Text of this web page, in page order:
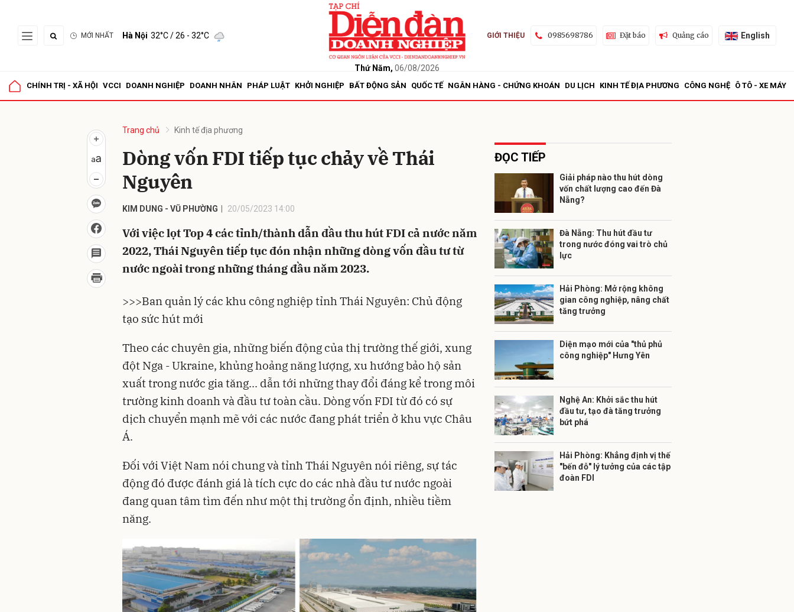
MỚI NHẤT Hà Nội 32°C/ 26 - 32°C
Thứ Năm, 06/08/2026
GIỚI THIỆU 0985698786 Đặt báo Quảng cáo English
CHÍNH TRỊ - XÃ HỘI VCCI DOANH NGHIỆP DOANH NHÂN PHÁP LUẬT KHỞI NGHIỆP BẤT ĐỘNG SẢN QUỐC TẾ NGÂN HÀNG - CHỨNG KHOÁN DU LỊCH KINH TẾ ĐỊA PHƯƠNG CÔNG NGHỆ Ô TÔ - XE MÁY
Trang chủ Kinh tế địa phương
Dòng vốn FDI tiếp tục chảy về Thái
Nguyên
KIM DUNG - VŨ PHƯỜNG 20/05/2023 14:00
Với việc lọt Top 4 các tỉnh/thành dẫn đầu thu hút FDI cả nước năm
2022, Thái Nguyên tiếp tục đón nhận những dòng vốn đầu tư từ
nước ngoài trong những tháng đầu năm 2023.
>>>Ban quản lý các khu công nghiệp tỉnh Thái Nguyên: Chủ động
tạo sức hút mới
Theo các chuyên gia, những biến động của thị trường thế giới, xung
đột Nga - Ukraine, khủng hoảng năng lượng, xu hướng bảo hộ sản
xuất trong nước gia tăng... dẫn tới những thay đổi đáng kể trong môi
trường kinh doanh và đầu tư toàn cầu. Dòng vốn FDI từ đó có sự
dịch chuyển mạnh mẽ với các nước đang phát triển ở khu vực Châu
Á.
Đối với Việt Nam nói chung và tỉnh Thái Nguyên nói riêng, sự tác
động đó được đánh giá là tích cực do các nhà đầu tư nước ngoài
đang quan tâm tìm đến như một thị trường ổn định, nhiều tiềm
năng.
ĐỌC TIẾP
Giải pháp nào thu hút dòng
vốn chất lượng cao đến Đà
Nẵng?
Đà Nẵng: Thu hút đầu tư
trong nước đóng vai trò chủ
lực
Hải Phòng: Mở rộng không
gian công nghiệp, nâng chất
tăng trưởng
Diện mạo mới của "thủ phủ
công nghiệp" Hưng Yên
Nghệ An: Khởi sắc thu hút
đầu tư, tạo đà tăng trưởng
bứt phá
Hải Phòng: Khẳng định vị thế
"bến đỗ" lý tưởng của các tập
đoàn FDI
Gửi